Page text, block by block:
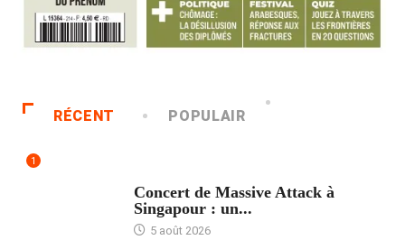
RÉCENT POPULAIR
1
Concert de Massive Attack à
Singapour : un...
5 août 2026